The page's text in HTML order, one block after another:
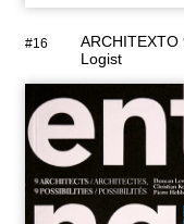
#16
Logist